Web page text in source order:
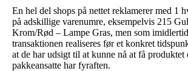
En hel del shops på nettet reklamerer med 1
på adskillige varenumre, eksempelvis 215
Krom/Rød – Lampe Gras, men som
transaktionen realiseres før et konkret
at de har udsigt til at kunne nå at få produktet
pakkeansatte har fyraften.